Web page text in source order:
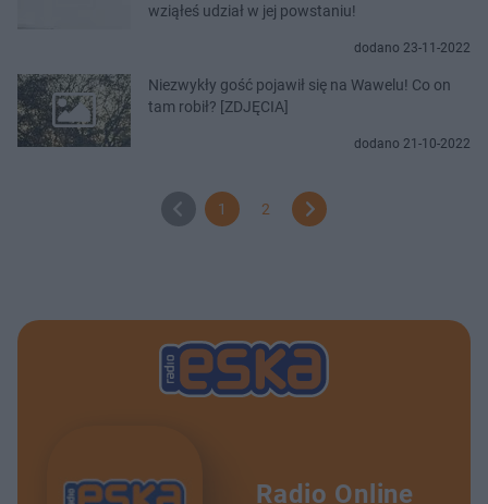
wziąłeś udział w jej powstaniu!
dodano 23-11-2022
Niezwykły gość pojawił się na Wawelu! Co on
tam robił? [ZDJĘCIA]
dodano 21-10-2022
1 2
Radio Online